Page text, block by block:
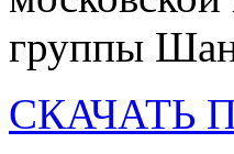
СКАЧАТЬ